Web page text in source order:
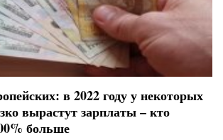
в 2022 году у некоторых
вырастут зарплаты – кто
больше